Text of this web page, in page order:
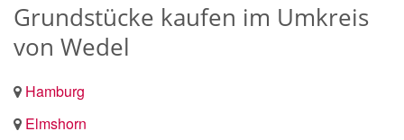
Grundstücke kaufen im Umkreis
von Wedel
Hamburg
Elmshorn